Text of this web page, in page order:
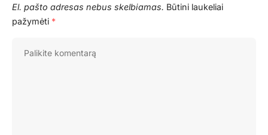
El. pašto adresas nebus skelbiamas. Būtini laukeliai
pažymėti *